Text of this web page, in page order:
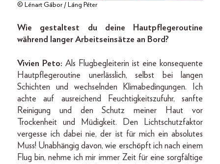
© Lénart Gábor / Láng Péter
Wie gestaltest du deine Hautpflegeroutine
während langer Arbeitseinsätze an Bord?
Vivien Peto: Als Flugbegleiterin ist eine konsequente
Hautpflegeroutine unerlässlich, selbst bei langen
Schichten und wechselnden Klimabedingungen. Ich
achte auf ausreichend Feuchtigkeitszufuhr, sanfte
Reinigung und den Schutz meiner Haut vor
Trockenheit und Müdigkeit. Den Lichtschutzfaktor
vergesse ich dabei nie, der ist für mich ein absolutes
Muss! Unabhängig davon, wie erschöpft ich nach einem
Flug bin, nehme ich mir immer Zeit für eine sorgfältige